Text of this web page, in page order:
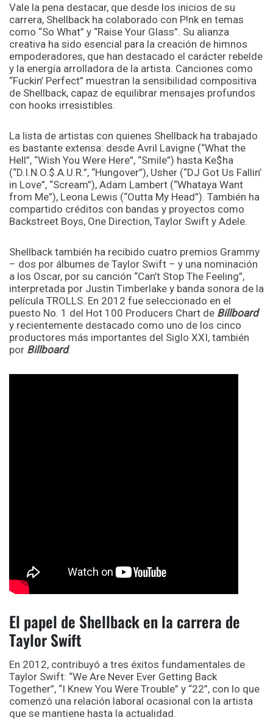
Vale la pena destacar, que desde los inicios de su
carrera, Shellback ha colaborado con P!nk en temas
como “So What” y “Raise Your Glass”. Su alianza
creativa ha sido esencial para la creación de himnos
empoderadores, que han destacado el carácter rebelde
y la energía arrolladora de la artista. Canciones como
“Fuckin’ Perfect” muestran la sensibilidad compositiva
de Shellback, capaz de equilibrar mensajes profundos
con hooks irresistibles.
La lista de artistas con quienes Shellback ha trabajado
es bastante extensa: desde Avril Lavigne (“What the
Hell”, “Wish You Were Here”, “Smile”) hasta Ke$ha
(“D.I.N.O.$.A.U.R.”, “Hungover”), Usher (“DJ Got Us Fallin’
in Love”, “Scream”), Adam Lambert (“Whataya Want
from Me”), Leona Lewis (“Outta My Head”). También ha
compartido créditos con bandas y proyectos como
Backstreet Boys, One Direction, Taylor Swift y Adele.
Shellback también ha recibido cuatro premios Grammy
– dos por álbumes de Taylor Swift – y una nominación
a los Oscar, por su canción “Can’t Stop The Feeling”,
interpretada por Justin Timberlake y banda sonora de la
película TROLLS. En 2012 fue seleccionado en el
puesto No. 1 del Hot 100 Producers Chart de Billboard
y recientemente destacado como uno de los cinco
productores más importantes del Siglo XXI, también
por Billboard.
El papel de Shellback en la carrera de
Taylor Swift
En 2012, contribuyó a tres éxitos fundamentales de
Taylor Swift: “We Are Never Ever Getting Back
Together”, “I Knew You Were Trouble” y “22”, con lo que
comenzó una relación laboral ocasional con la artista
que se mantiene hasta la actualidad.